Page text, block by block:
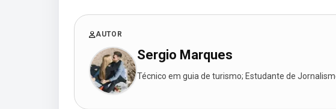
AUTOR
Sergio Marques
Técnico em guia de turismo; Estudante de